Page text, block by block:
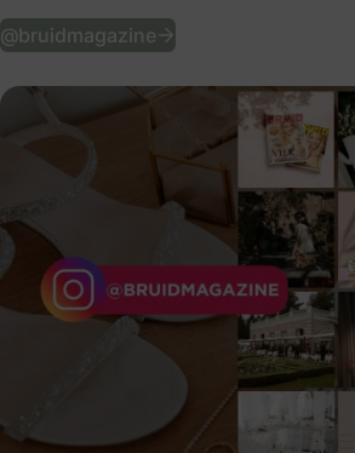
@bruidmagazine Volg ons op